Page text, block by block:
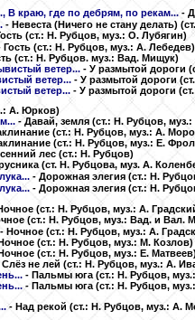
В краю, где по дебрям, по рекам... -
- Невеста (Ничего не стану делать)
(ст.: Н. Рубцов, муз.: О. Лубягин)
Гость (ст.: Н. Рубцов, муз.: А. Лебедев)
(ст.: Н. Рубцов. муз.: Вад. Мищук)
ветер... - У размытой дороги
ветер... - У размытой дороги
ветер... - У размытой дороги
А. Юрков)
- Давай, земля (ст.: Н. Рубцов, муз.:
(ст.: Н. Рубцов, муз.: А.
(ст.: Н. Рубцов, муз.: Е.
лес (ст.: Н. Рубцов)
(ст. Н. Рубцова, муз. А.
- Дорожная элегия(ст.: Н.
- Дорожная элегия (ст.: Н.
(ст.: Н. Рубцов, муз.: А.
(ст.: Н. Рубцов, муз.: Вад. и Вал.
- Ночное (ст.: Н. Рубцов, муз.: А.
(ст.: Н. Рубцов, муз.: М. Козлов)
(ст.: Н. Рубцов, муз.: Е. Матвеев)
Слёз не лей (ст.: Н. Рубцов, муз.: А.
- Пальмы юга (ст.: Н. Рубцов,
- Пальмы юга (ст.: Н. Рубцов,
- Над рекой (ст.: Н. Рубцов, муз.: А.